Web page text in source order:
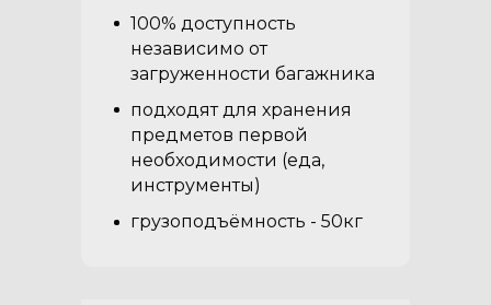
100% доступность
независимо от
загруженности багажника
подходят для хранения
предметов первой
необходимости (еда,
инструменты)
грузоподъёмность - 50кг